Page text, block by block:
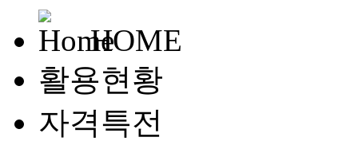
HOME
활용현황
자격특전